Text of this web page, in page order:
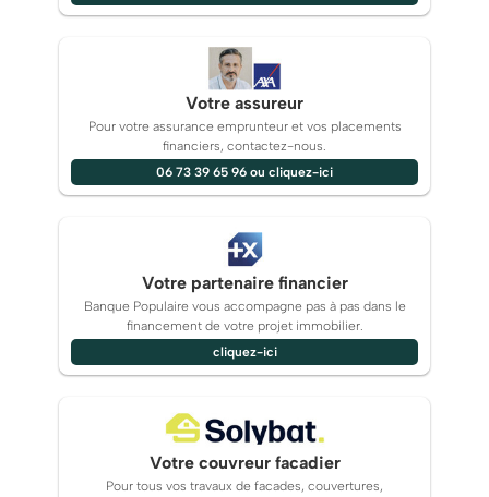
Votre assureur
Pour votre assurance emprunteur et vos placements
financiers, contactez-nous.
06 73 39 65 96 ou cliquez-ici
Votre partenaire financier
Banque Populaire vous accompagne pas à pas dans le
financement de votre projet immobilier.
cliquez-ici
Votre couvreur facadier
Pour tous vos travaux de facades, couvertures,